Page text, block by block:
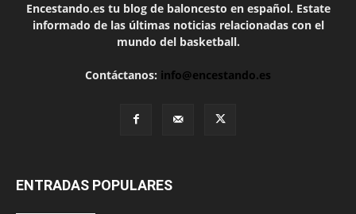
Encestando.es tu blog de baloncesto en español. Estate
informado de las últimas noticias relacionadas con el
mundo del basketball.
Contáctanos: info@encestando.es
ENTRADAS POPULARES